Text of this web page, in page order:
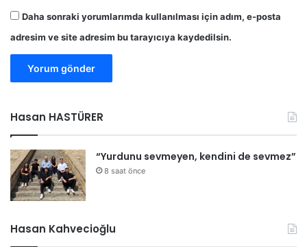
r
c
k
Daha sonraki yorumlarımda kullanılması için adım, e-posta
adresim ve site adresim bu tarayıcıya kaydedilsin.
Hasan HASTÜRER
“Yurdunu sevmeyen, kendini de sevmez”
8 saat önce
Hasan Kahvecioğlu